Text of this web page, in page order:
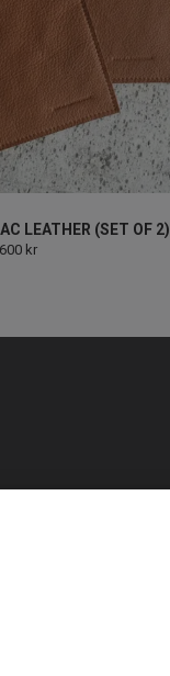
LEATHER (SET OF 2)
600 kr